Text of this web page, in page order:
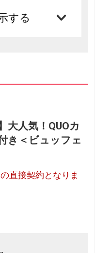
する
大人気！QUOカ
き＜ビュッフェ
直接契約となりま